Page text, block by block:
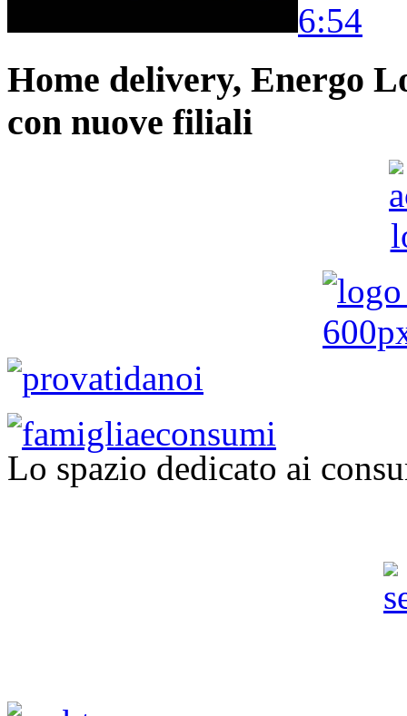
6:54
Home delivery, Energo
con nuove filiali
Lo spazio dedicato ai